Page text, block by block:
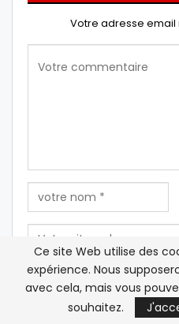
Votre adresse
Enregistrez mon nom,
dans ce navigateur pour
Ce site Web utilise des
expérience. Nous
avec cela, mais vous
souhaitez.